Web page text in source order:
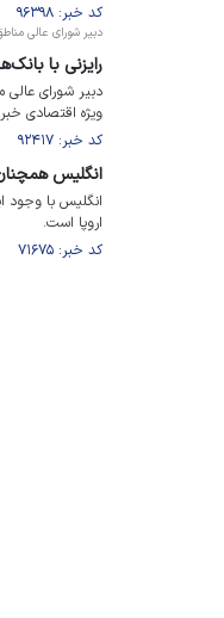
کد خبر: ۹۶۳۹۸ تاریخ انتشار : ۱۳۹۷/۱۱/۰۸
دبیر شورای عالی
رایزنی با
دبیر شورای عالی
ویژه اقتصادی
کد خبر: ۹۲۴۱۷ تاریخ انتشار : ۱۳۹۷/۰۷/۱۷
انگلیس
انگلیس با وجود
اروپا است.
کد خبر: ۷۱۶۷۵ تاریخ انتشار : ۱۳۹۶/۰۴/۰۹